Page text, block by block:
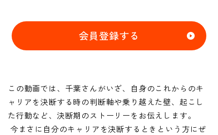
会員登録する
この動画では、千葉さんがいざ、自身のこれからのキ
ャリアを決断する時の判断軸や乗り越えた壁、起こし
た行動など、決断期のストーリーをお伝えします。
今まさに自分のキャリアを決断するときという方にぜ